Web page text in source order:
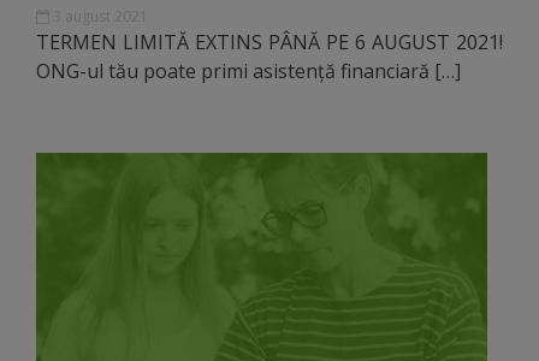
turistice
(harta
arhitecturale
3 august 2021
TERMEN LIMITĂ EXTINS PÂNĂ PE 6 AUGUST 2021!
ONG-ul tău poate primi asistență financiară […]